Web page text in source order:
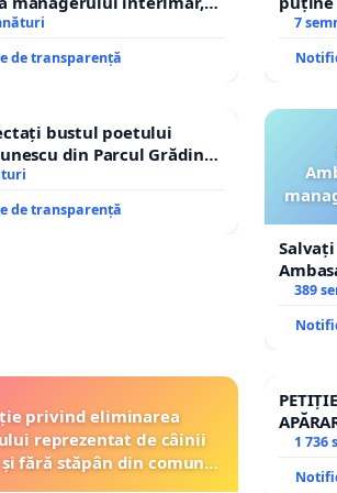
să semnați această petiție și să
pentru comunitatea noastră, care
și recunoștință GETA!
Marius!
de transparență
7
bustul poetului
din Parcul Grădina
cenzurii culturale!
de transparență
389
privind eliminarea
reprezentat de câinii
fără stăpân din comuna
1 736